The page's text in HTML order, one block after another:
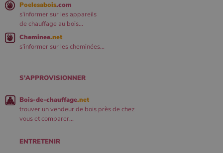
Poelesabois.com
s'informer sur les appareils
de chauffage au bois...
Cheminee.net
s'informer sur les cheminées...
S'APPROVISIONNER
Bois-de-chauffage.net
trouver un vendeur de bois près de chez
vous et comparer...
ENTRETENIR